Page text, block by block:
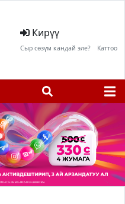
Кирүү
Сыр сөзүм кандай эле? Каттоо